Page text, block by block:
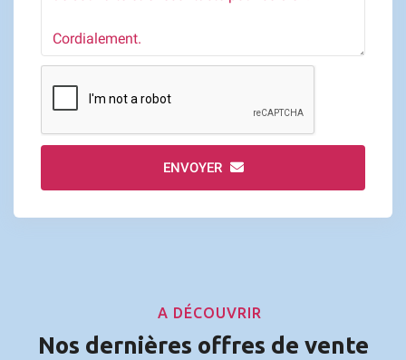
ENVOYER
A DÉCOUVRIR
Nos dernières offres de vente